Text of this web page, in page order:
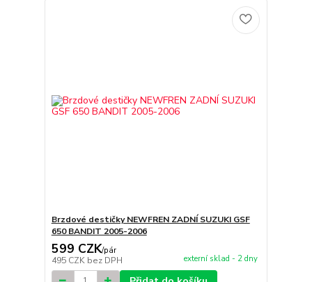
Brzdové destičky NEWFREN ZADNÍ SUZUKI GSF
650 BANDIT 2005-2006
599 CZK/pár
495 CZK bez DPH externí sklad - 2 dny